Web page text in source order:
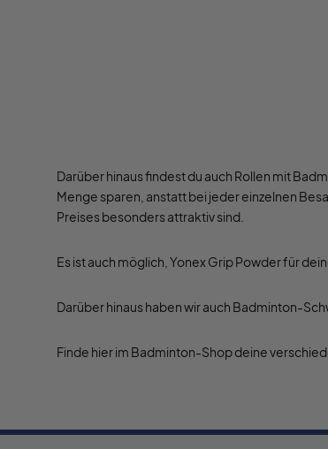
Darüber hinaus findest du auch Rollen mit
Menge sparen, anstatt bei jeder einzelnen
Preises besonders attraktiv sind.
Es ist auch möglich, Yonex Grip Powder für
Darüber hinaus haben wir auch Badminton-
Finde hier im Badminton-Shop deine